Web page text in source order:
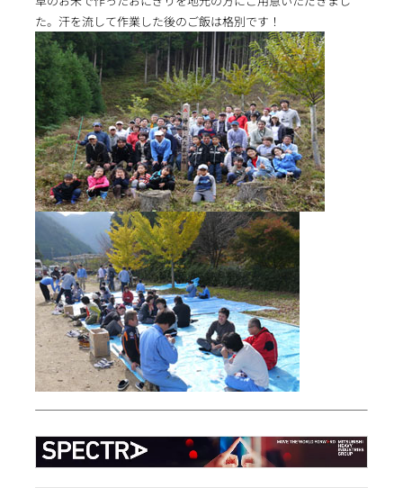
た。汗を流して作業した後のご飯は格別です！